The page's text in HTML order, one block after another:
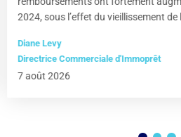
2024, sous l’effet du vieillissement
Diane Levy
Directrice Commerciale d'Immoprêt
7 août 2026